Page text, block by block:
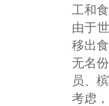
工和
由于
移出
无名
员、
考虑